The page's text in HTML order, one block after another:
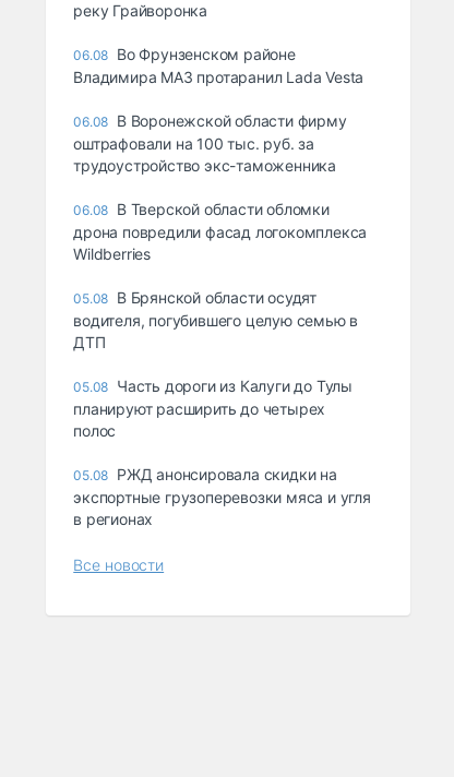
реку Грайворонка
06.08 Во Фрунзенском районе
Владимира МАЗ протаранил Lada Vesta
06.08 В Воронежской области фирму
оштрафовали на 100 тыс. руб. за
трудоустройство экс-таможенника
06.08 В Тверской области обломки
дрона повредили фасад логокомплекса
Wildberries
05.08 В Брянской области осудят
водителя, погубившего целую семью в
ДТП
05.08 Часть дороги из Калуги до Тулы
планируют расширить до четырех
полос
05.08 РЖД анонсировала скидки на
экспортные грузоперевозки мяса и угля
в регионах
Все новости